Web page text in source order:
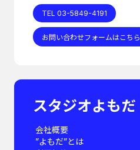
TEL 03-5849-4191
お問い合わせフォームはこちら
スタジオよもだ
会社概要
”よもだ”とは